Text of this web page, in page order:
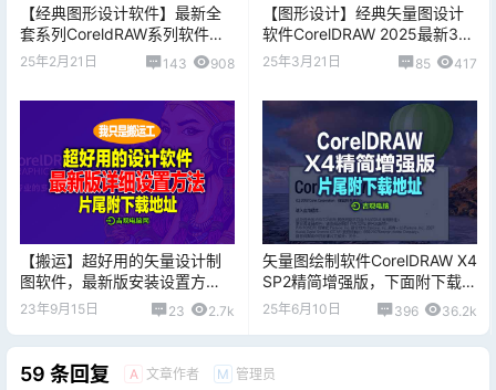
【经典图形设计软件】最新全
套系列CoreldRAW系列软件
（X4/X5/X6/X7/2018-2024全
25年2月21日 143 908
【图形设计】经典矢量图设计
软件CorelDRAW 2025最新3月
21日版，亲测安装可行
25年3月21日 85 417
【搬运】超好用的矢量设计制
图软件，最新版安装设置方
法，片尾附下载地址！
23年9月15日 23 2.7k
矢量图绘制软件CorelDRAW X4
SP2精简增强版，下面附下载地
址
25年6月10日 396 36.2k
59 条回复 A 文章作者 M 管理员